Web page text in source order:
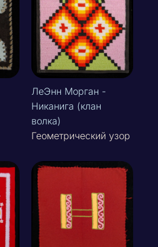
ЛеЭнн Морган -
Никанига (клан
волка)
Геометрический узор